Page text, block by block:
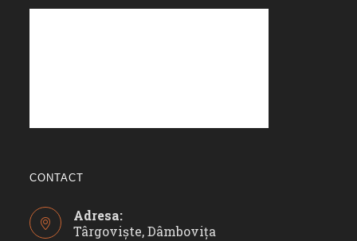
CONTACT
Adresa:
Târgoviște, Dâmbovița